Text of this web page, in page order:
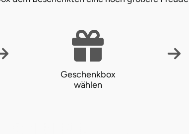
Geschenkbox
wählen